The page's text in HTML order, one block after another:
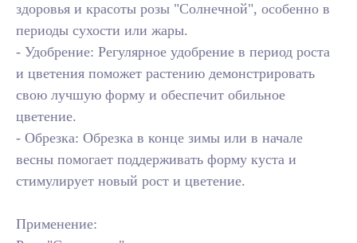
здоровья и красоты розы "Солнечной", особенно в
периоды сухости или жары.
- Удобрение: Регулярное удобрение в период роста
и цветения поможет растению демонстрировать
свою лучшую форму и обеспечит обильное
цветение.
- Обрезка: Обрезка в конце зимы или в начале
весны помогает поддерживать форму куста и
стимулирует новый рост и цветение.
Применение: